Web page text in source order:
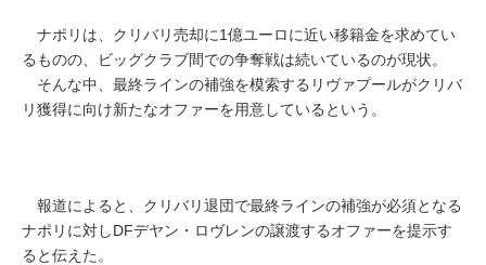
ナポリは、クリバリ売却に1億ユーロに近い移籍金を求めてい
るものの、ビッグクラブ間での争奪戦は続いているのが現状。
そんな中、最終ラインの補強を模索するリヴァプールがクリバ
リ獲得に向け新たなオファーを用意しているという。
報道によると、クリバリ退団で最終ラインの補強が必須となる
ナポリに対しDFデヤン・ロヴレンの譲渡するオファーを提示す
ると伝えた。